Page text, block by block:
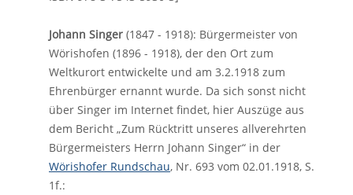
Johann Singer (1847 - 1918): Bürgermeister von
Wörishofen (1896 - 1918), der den Ort zum
Weltkurort entwickelte und am 3.2.1918 zum
Ehrenbürger ernannt wurde. Da sich sonst nicht
über Singer im Internet findet, hier Auszüge aus
dem Bericht „Zum Rücktritt unseres allverehrten
Bürgermeisters Herrn Johann Singer“ in der
Wörishofer Rundschau, Nr. 693 vom 02.01.1918, S.
1f.: